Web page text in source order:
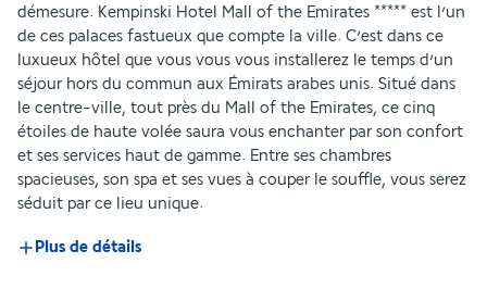
démesure. Kempinski Hotel Mall of the Emirates ***** est l’un
de ces palaces fastueux que compte la ville. C’est dans ce
luxueux hôtel que vous vous vous installerez le temps d’un
séjour hors du commun aux Émirats arabes unis. Situé dans
le centre-ville, tout près du Mall of the Emirates, ce cinq
étoiles de haute volée saura vous enchanter par son confort
et ses services haut de gamme. Entre ses chambres
spacieuses, son spa et ses vues à couper le souffle, vous serez
séduit par ce lieu unique.
Plus de détails